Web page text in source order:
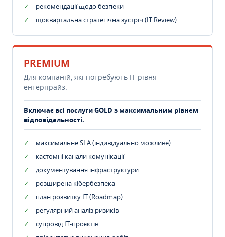
рекомендації щодо безпеки
щоквартальна стратегічна зустріч (IT Review)
PREMIUM
Для компаній, які потребують ІТ рівня
ентерпрайз.
Включає всі послуги GOLD з максимальним рівнем
відповідальності.
максимальне SLA (індивідуально можливе)
кастомні канали комунікації
документування інфраструктури
розширена кібербезпека
план розвитку IT (Roadmap)
регулярний аналіз ризиків
супровід ІТ-проєктів